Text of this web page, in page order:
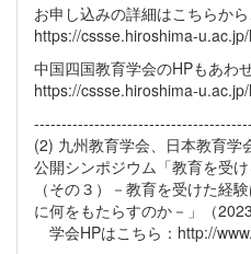
お申し込みの詳細はこちらから
https://cssse.hiroshima-
中国四国教育学会のHPもあわ
https://cssse.hiroshima-
(2) 九州教育学会、日本教育学
公開シンポジウム「教育を受
（その３）－教育を受けた経
に何をもたらすのか－」（
学会HPはこちら：http://